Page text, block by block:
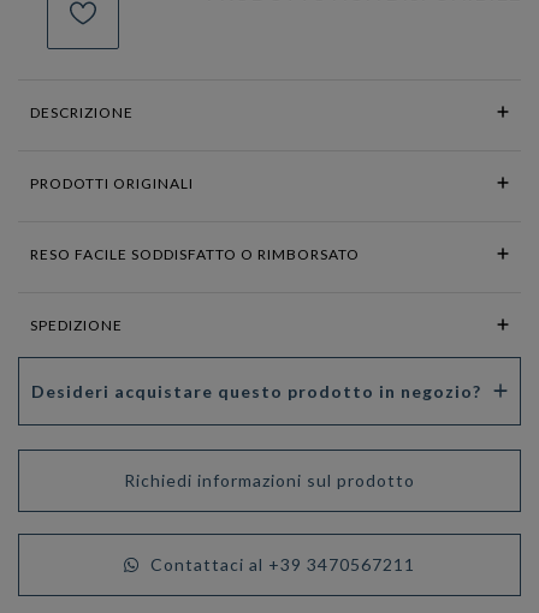
DESCRIZIONE
PRODOTTI ORIGINALI
RESO FACILE SODDISFATTO O RIMBORSATO
SPEDIZIONE
Desideri acquistare questo prodotto in negozio?
Richiedi informazioni sul prodotto
Contattaci al +39 3470567211